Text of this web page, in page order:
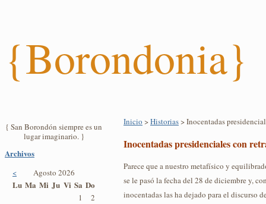
{Borondonia}
{ San Borondón siempre es un
lugar imaginario. }
Archivos
< Agosto 2026
Lu Ma Mi Ju Vi Sa Do
1
2
Inicio >Historias> Inocentadas
Inocentadas presidenciales con
Parece que a nuestro metafísico y
se le pasó la fecha del 28 de diciembre y,
inocentadas las ha dejado para el discurso